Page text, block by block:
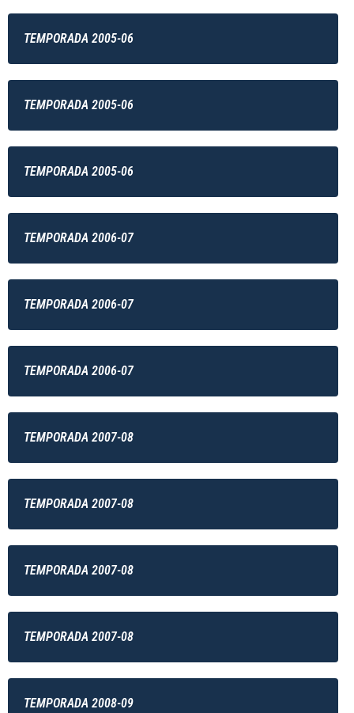
TEMPORADA 2005-06
TEMPORADA 2005-06
TEMPORADA 2005-06
TEMPORADA 2006-07
TEMPORADA 2006-07
TEMPORADA 2006-07
TEMPORADA 2007-08
TEMPORADA 2007-08
TEMPORADA 2007-08
TEMPORADA 2007-08
TEMPORADA 2008-09